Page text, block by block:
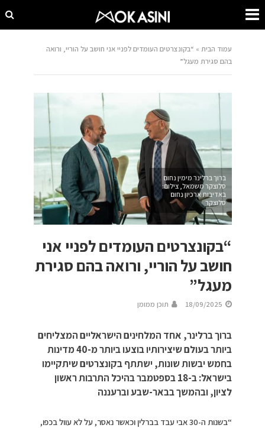
עמוד הבית » “בקונצרטים העומדים לפניי אני חושב על הוריי, ורואה
בהם סגירת מעגל”
ברוך ברלינר מימין נחום
סלוצקר משמאל, צילום:
באדיבות ארכיון נחום
סלוצקר
“בקונצרטים העומדים לפניי אני
חושב על הוריי, ורואה בהם סגירת
מעגל”
18/09/2025 תוכן ממומן
ברוך ברלינר, אחד המלחינים הישראליים המצליחים
ביותר בעולם שיצירותיו בוצעו ביותר מ-40 מדינות
בחמש יבשות שונות, ישתתף בקונצרטים שיתקיימו
בישראל: ב-18 בספטמבר בהיכל התרבות ראשון
לציון, ובהמשך בבאר-שבע וברעננה
“בשנות ה-30 אבי עבד בברלין וכאשר נאסר, על לא עוול בכפו,